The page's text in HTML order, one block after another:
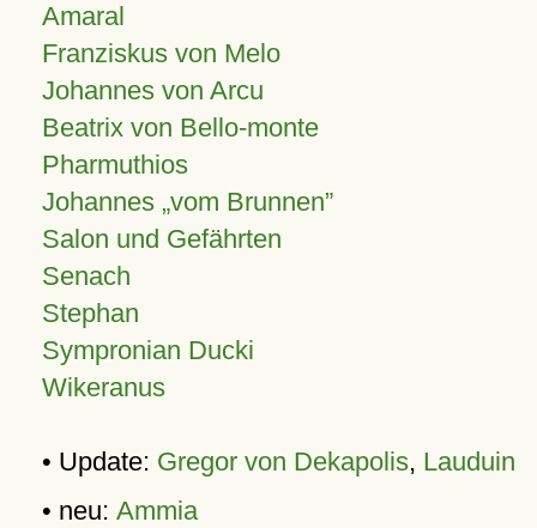
Amaral
Franziskus von Melo
Johannes von Arcu
Beatrix von Bello-monte
Pharmuthios
Johannes vom Brunnen
Salon und Gefährten
Senach
Stephan
Sympronian Ducki
Wikeranus
• Update: Gregor von Dekapolis, Lauduin
• neu: Ammia